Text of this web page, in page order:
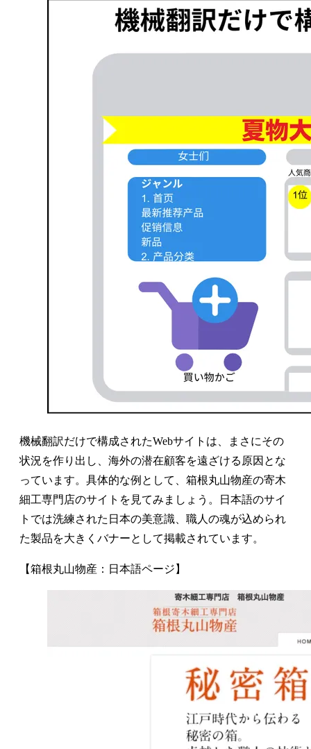
機械翻訳だけで構成されたWebサイトは、まさにその
状況を作り出し、海外の潜在顧客を遠ざける原因とな
っています。具体的な例として、箱根丸山物産の寄木
細工専門店のサイトを見てみましょう。日本語のサイ
トでは洗練された日本の美意識、職人の魂が込められ
た製品を大きくバナーとして掲載されています。
【箱根丸山物産：日本語ページ】